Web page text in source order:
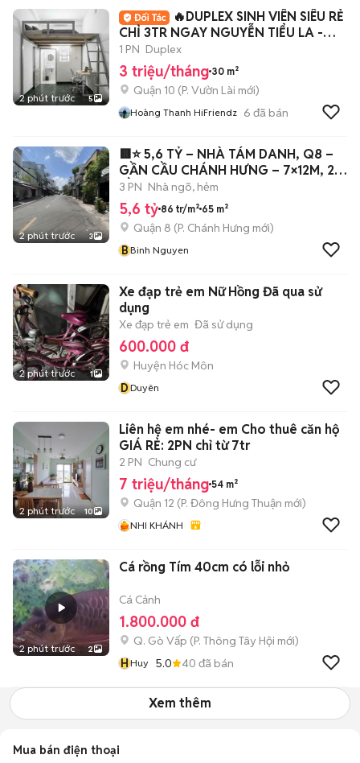
2 phút trước 5
🔥DUPLEX SINH VIÊN SIÊU RẺ
CHỈ 3TR NGAY NGUYỄN TIỂU LA -
Q10🔥
1 PN Duplex
3 triệu/tháng 30 m²
Quận 10 (P. Vườn Lài mới)
Hoàng Thanh HiFriendz 6 đã bán
2 phút trước 3
🟥⭐ 5,6 TỶ – NHÀ TÁM DANH, Q8 –
GẦN CẦU CHÁNH HƯNG – 7×12M, 2
TẦNG ⭐🟥
3 PN Nhà ngõ, hẻm
5,6 tỷ 86 tr/m² 65 m²
Quận 8 (P. Chánh Hưng mới)
BBinh Nguyen
2 phút trước 1
Xe đạp trẻ em Nữ Hồng Đã qua sử
dụng
Xe đạp trẻ em Đã sử dụng
600.000 đ
Huyện Hóc Môn
DDuyên
2 phút trước 10
Liên hệ em nhé- em Cho thuê căn hộ
GIÁ RẺ: 2PN chỉ từ 7tr
2 PN Chung cư
7 triệu/tháng 54 m²
Quận 12 (P. Đông Hưng Thuận mới)
NHI KHÁNH
2 phút trước 2
Cá rồng Tím 40cm có lỗi nhỏ
Cá Cảnh
1.800.000 đ
Q. Gò Vấp (P. Thông Tây Hội mới)
HHuy 5.0 40 đã bán
Xem thêm
Mua bán điện thoại